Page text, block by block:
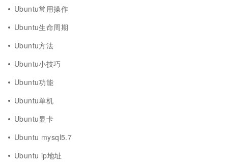
Ubuntu常用操作
Ubuntu生命周期
Ubuntu方法
Ubuntu小技巧
Ubuntu功能
Ubuntu单机
Ubuntu显卡
Ubuntu mysql5.7
Ubuntu ip地址